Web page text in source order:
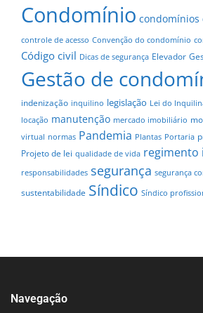
Condomínio condomínios
controle de acesso Convenção do condomínio
Código civil Dicas de segurança Elevador
Gestão de
indenização inquilino legislação Lei do
locação manutenção mercado imobiliário
virtual normas Pandemia Plantas Portaria
Projeto de lei qualidade de vida regimento
responsabilidades segurança segurança
sustentabilidade Síndico Síndico
Navegação